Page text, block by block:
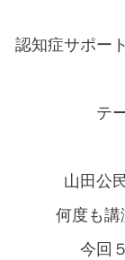
認知症サポー
テ
山田公
何度も講
今回